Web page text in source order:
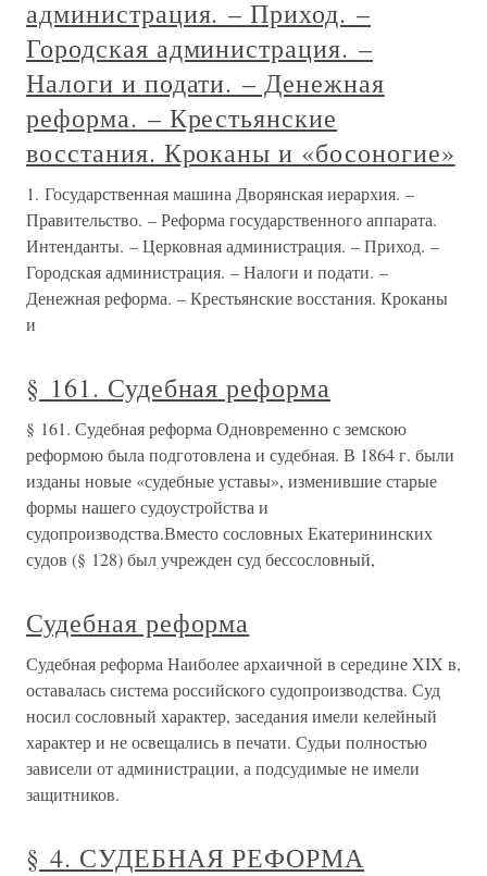
администрация. – Приход. –
Городская администрация. –
Налоги и подати. – Денежная
реформа. – Крестьянские
восстания. Кроканы и «босоногие»
1. Государственная машина Дворянская иерархия. –
Правительство. – Реформа государственного аппарата.
Интенданты. – Церковная администрация. – Приход. –
Городская администрация. – Налоги и подати. –
Денежная реформа. – Крестьянские восстания. Кроканы
и
§ 161. Судебная реформа
§ 161. Судебная реформа Одновременно с земскою
реформою была подготовлена и судебная. В 1864 г. были
изданы новые «судебные уставы», изменившие старые
формы нашего судоустройства и
судопроизводства.Вместо сословных Екатерининских
судов (§ 128) был учрежден суд бессословный,
Судебная реформа
Судебная реформа Наиболее архаичной в середине XIX в,
оставалась система российского судопроизводства. Суд
носил сословный характер, заседания имели келейный
характер и не освещались в печати. Судьи полностью
зависели от администрации, а подсудимые не имели
защитников.
§ 4. СУДЕБНАЯ РЕФОРМА